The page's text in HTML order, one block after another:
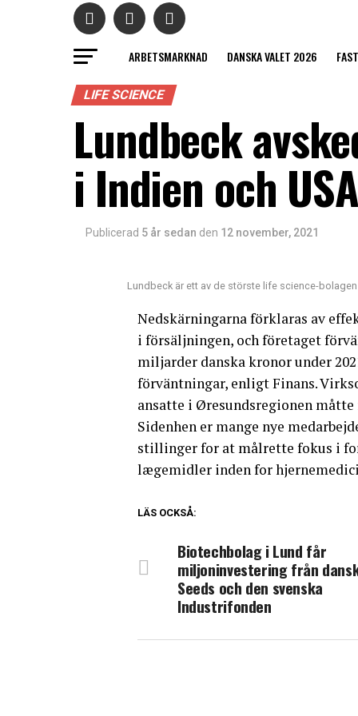
ARBETSMARKNAD DANSKA VALET 2026
LIFE SCIENCE
Lundbeck
i Indien och USA
Publicerad 5 år sedan den 12 november, 2021
Lundbeck är ett av de störste life science-
Nedskärningarna förklaras av
i försäljningen, och företaget
miljarder danska kronor under
förväntningar, enligt Finans.
ansatte i Øresundsregionen måtte
Sidenhen er mange nye
stillinger for at målrette fokus i
lægemidler inden for
LÄS OCKSÅ:
Biotechbolag i Lund får
miljoninvestering från
Seeds och den svenska
Industrifonden